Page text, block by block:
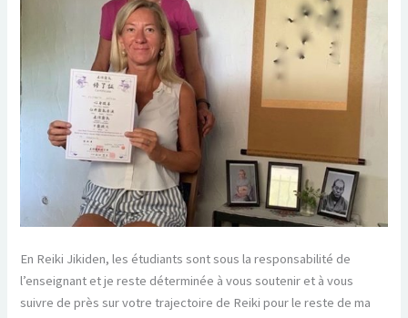
En Reiki Jikiden, les étudiants sont sous la responsabilité de
l’enseignant et je reste déterminée à vous soutenir et à vous
suivre de près sur votre trajectoire de Reiki pour le reste de ma